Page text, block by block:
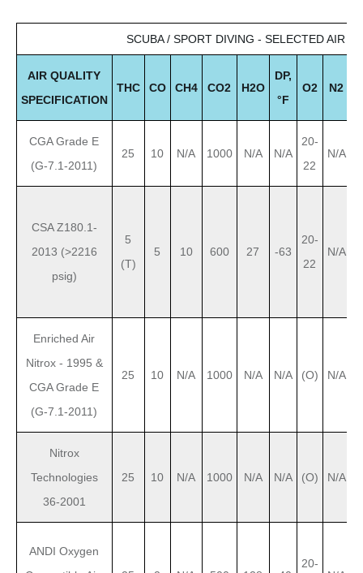
SCUBA / SPORT DIVING - SELECTED AIR
AIR QUALITY
SPECIFICATION
THC CO CH4 CO2 H2O
DP,
°F
O2 N2
CGA Grade E
(G-7.1-2011)
25 10 N/A 1000 N/A N/A
20-
22
N/A
CSA Z180.1-
2013 (>2216
psig)
5
(T)
5 10 600 27 -63
20-
22
N/A
Enriched Air
Nitrox - 1995 &
CGA Grade E
(G-7.1-2011)
25 10 N/A 1000 N/A N/A (O) N/A
Nitrox
Technologies
36-2001
25 10 N/A 1000 N/A N/A (O) N/A
ANDI Oxygen
20-